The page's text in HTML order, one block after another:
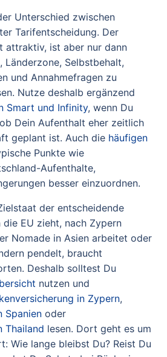
Unterschied zwischen
Tarifentscheidung. Der
attraktiv, ist aber nur dann
Länderzone, Selbstbehalt,
und Annahmefragen zu
Nutze deshalb ergänzend
Smart und Infinity, wenn Du
Dein Aufenthalt eher zeitlich
geplant ist. Auch die häufigen
Punkte wie
Aufenthalte,
besser einzuordnen.
der entscheidende
die EU zieht, nach Zypern
Nomade in Asien arbeitet oder
pendelt, braucht
Deshalb solltest Du
nutzen und
in Zypern,
Spanien oder
Thailand lesen. Dort geht es um
Wie lange bleibst Du? Reist Du